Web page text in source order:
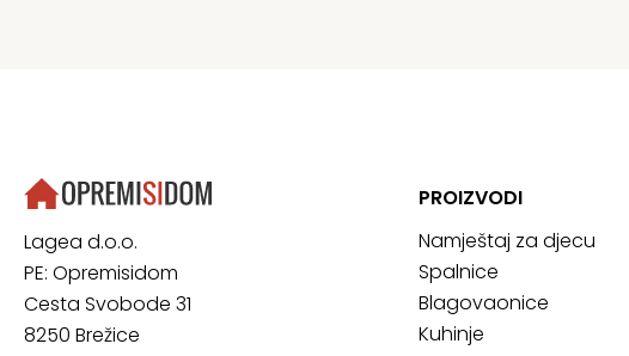
Lagea d.o.o.
PE: Opremisidom
Cesta Svobode 31
8250 Brežice
PROIZVODI
Namještaj za djecu
Spalnice
Blagovaonice
Kuhinje